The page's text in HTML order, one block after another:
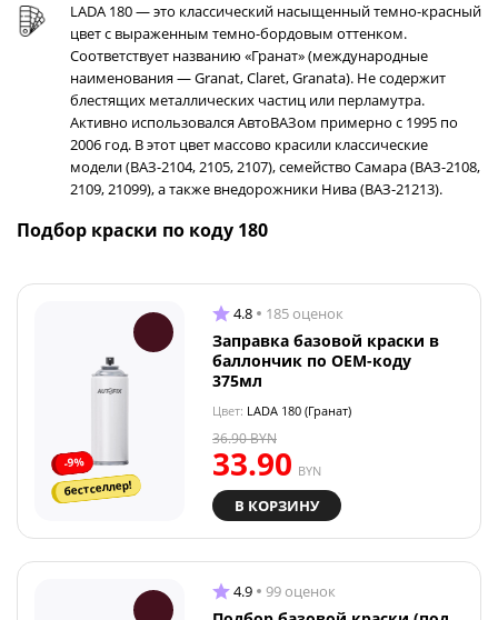
LADA 180 — это классический насыщенный темно-красный
цвет с выраженным темно-бордовым оттенком.
Соответствует названию «Гранат» (международные
наименования — Granat, Claret, Granata). Не содержит
блестящих металлических частиц или перламутра.
Активно использовался АвтоВАЗом примерно с 1995 по
2006 год. В этот цвет массово красили классические
модели (ВАЗ-2104, 2105, 2107), семейство Самара (ВАЗ-2108,
2109, 21099), а также внедорожники Нива (ВАЗ-21213).
Подбор краски по коду 180
-9%
бестселлер!
4.8 185 оценок
Заправка базовой краски в
баллончик по OEM-коду
375мл
Цвет: LADA 180 (Гранат)
33.90 BYN
36.90BYN
В КОРЗИНУ
4.9 99 оценок